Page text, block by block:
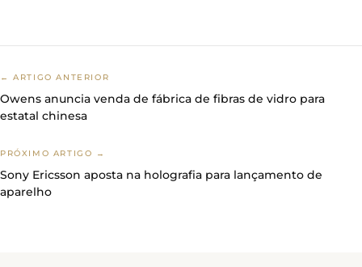
← ARTIGO ANTERIOR
Owens anuncia venda de fábrica de fibras de vidro para
estatal chinesa
PRÓXIMO ARTIGO →
Sony Ericsson aposta na holografia para lançamento de
aparelho